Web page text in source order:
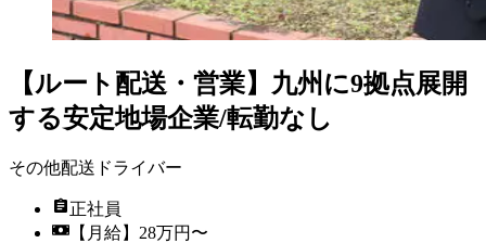
【ルート配送・営業】九州に9拠点展開
する安定地場企業/転勤なし
その他配送ドライバー
正社員
【月給】28万円〜